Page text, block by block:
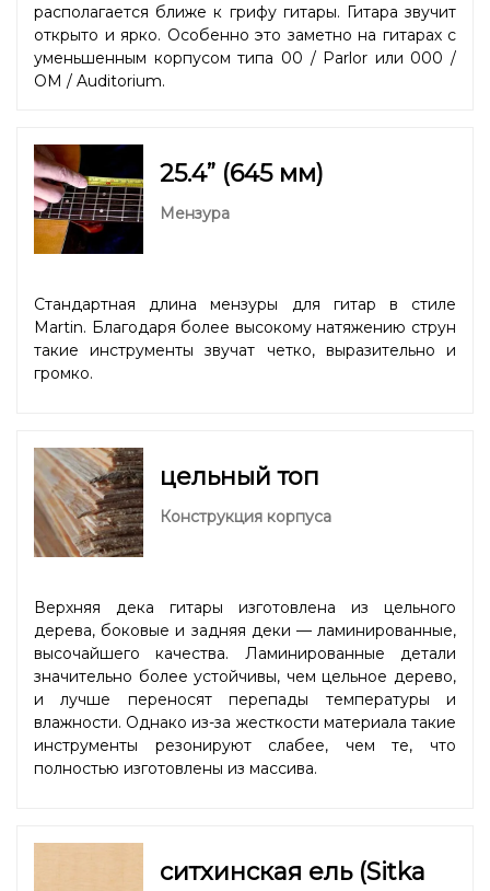
располагается ближе к грифу гитары. Гитара звучит
открыто и ярко. Особенно это заметно на гитарах с
уменьшенным корпусом типа 00 / Parlor или 000 /
OM / Auditorium.
25.4” (645 мм)
Мензура
Стандартная длина мензуры для гитар в стиле
Martin. Благодаря более высокому натяжению струн
такие инструменты звучат четко, выразительно и
громко.
цельный топ
Конструкция корпуса
Верхняя дека гитары изготовлена из цельного
дерева, боковые и задняя деки — ламинированные,
высочайшего качества. Ламинированные детали
значительно более устойчивы, чем цельное дерево,
и лучше переносят перепады температуры и
влажности. Однако из-за жесткости материала такие
инструменты резонируют слабее, чем те, что
полностью изготовлены из массива.
ситхинская ель (Sitka